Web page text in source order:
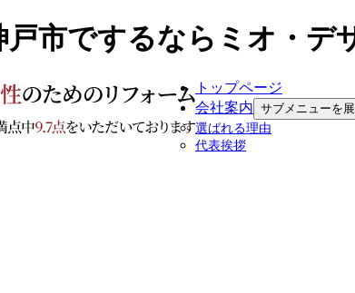
戸市でするならミオ・デ
トップページ
会社案内 サブメニューを
選ばれる理由
代表挨拶